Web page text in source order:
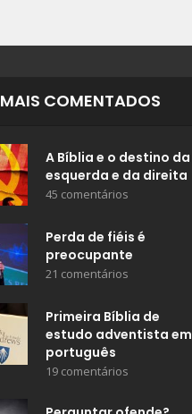
MAIS COMENTADOS
A Bíblia e o destino da
esquerda e da direita
45 comentários
Perda de fiéis é
preocupante
21 comentários
Primeira Bíblia de
estudo adventista em
português
19 comentários